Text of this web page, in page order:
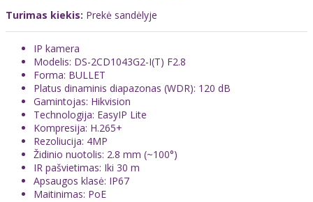
Turimas kiekis: Prekė sandėlyje
IP kamera
Modelis: DS-2CD1043G2-I(T) F2.8
Forma: BULLET
Platus dinaminis diapazonas (WDR): 120 dB
Gamintojas: Hikvision
Technologija: EasyIP Lite
Kompresija: H.265+
Rezoliucija: 4MP
Židinio nuotolis: 2.8 mm (~100°)
IR pašvietimas: Iki 30 m
Apsaugos klasė: IP67
Maitinimas: PoE